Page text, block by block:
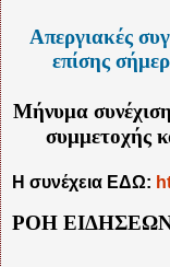
Απεργιακές
επίσης
Μήνυμα
συμμετοχής
Η συνέχεια ΕΔΩ:
ΡΟΗ